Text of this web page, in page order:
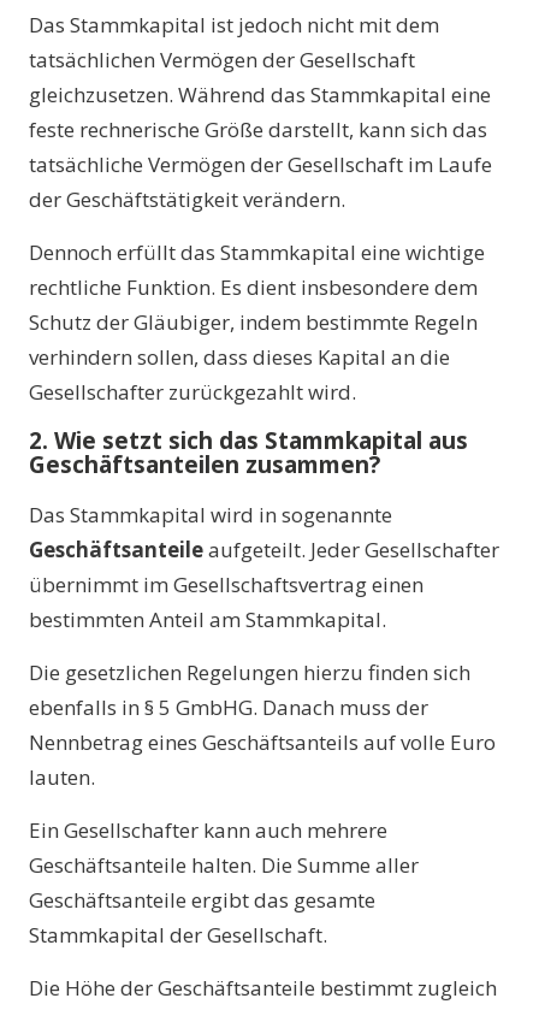
Das Stammkapital ist jedoch nicht mit dem
tatsächlichen Vermögen der Gesellschaft
gleichzusetzen. Während das Stammkapital eine
feste rechnerische Größe darstellt, kann sich das
tatsächliche Vermögen der Gesellschaft im Laufe
der Geschäftstätigkeit verändern.
Dennoch erfüllt das Stammkapital eine wichtige
rechtliche Funktion. Es dient insbesondere dem
Schutz der Gläubiger, indem bestimmte Regeln
verhindern sollen, dass dieses Kapital an die
Gesellschafter zurückgezahlt wird.
2. Wie setzt sich das Stammkapital aus
Geschäftsanteilen zusammen?
Das Stammkapital wird in sogenannte
Geschäftsanteileaufgeteilt. Jeder Gesellschafter
übernimmt im Gesellschaftsvertrag einen
bestimmten Anteil am Stammkapital.
Die gesetzlichen Regelungen hierzu finden sich
ebenfalls in § 5 GmbHG. Danach muss der
Nennbetrag eines Geschäftsanteils auf volle Euro
lauten.
Ein Gesellschafter kann auch mehrere
Geschäftsanteile halten. Die Summe aller
Geschäftsanteile ergibt das gesamte
Stammkapital der Gesellschaft.
Die Höhe der Geschäftsanteile bestimmt zugleich